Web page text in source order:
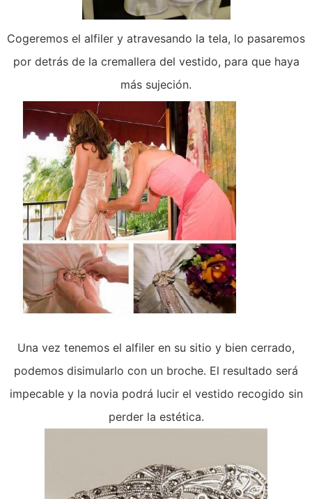
Cogeremos el alfiler y atravesando la tela, lo pasaremos
por detrás de la cremallera del vestido, para que haya
más sujeción.
Una vez tenemos el alfiler en su sitio y bien cerrado,
podemos disimularlo con un broche. El resultado será
impecable y la novia podrá lucir el vestido recogido sin
perder la estética.